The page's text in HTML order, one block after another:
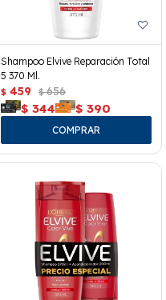
Shampoo Elvive Reparación Total
5 370 Ml.
$ 459 $ 656
$ 344 $ 390